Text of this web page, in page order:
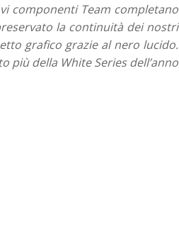
componenti Team completano
la continuità dei nostri
grafico grazie al nero lucido.
più della White Series dell’anno